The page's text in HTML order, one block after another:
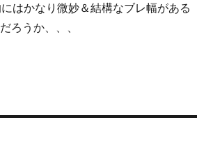
はかなり微妙＆結構なブレ幅がある
ろうか、、、